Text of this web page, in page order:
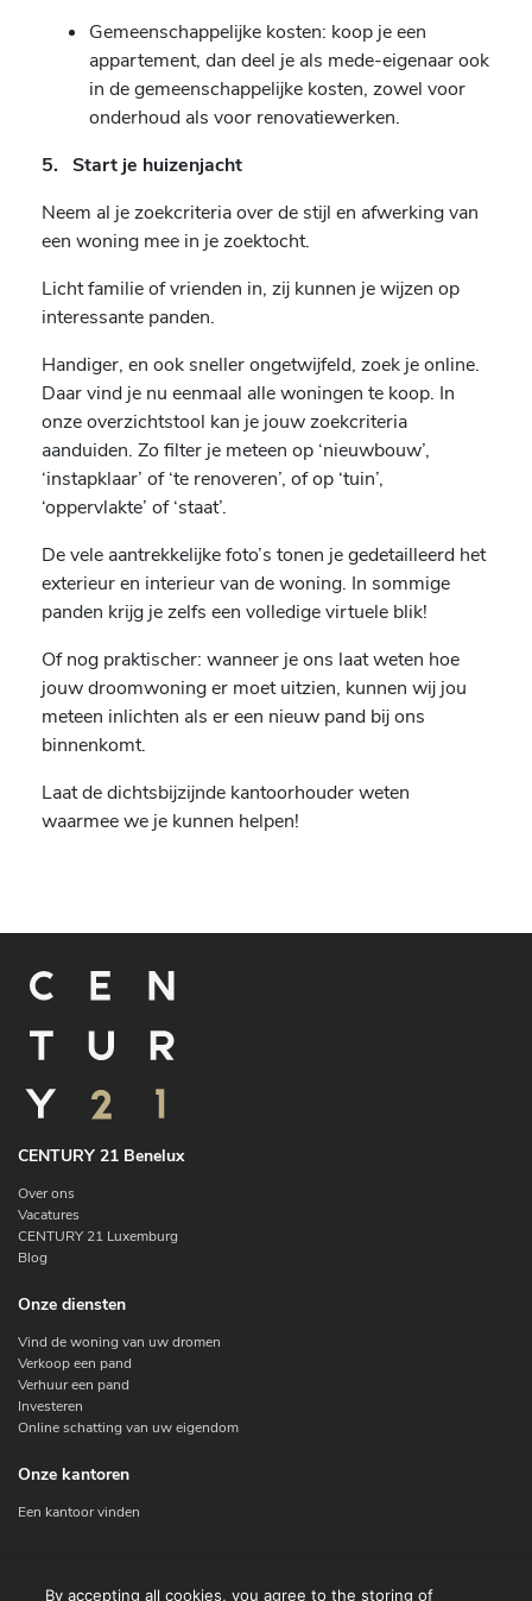
Gemeenschappelijke kosten: koop je een
appartement, dan deel je als mede-eigenaar ook
in de gemeenschappelijke kosten, zowel voor
onderhoud als voor renovatiewerken.
5. Start je huizenjacht
Neem al je zoekcriteria over de stijl en afwerking van
een woning mee in je zoektocht.
Licht familie of vrienden in, zij kunnen je wijzen op
interessante panden.
Handiger, en ook sneller ongetwijfeld, zoek je online.
Daar vind je nu eenmaal alle woningen te koop. In
onze overzichtstool kan je jouw zoekcriteria
aanduiden. Zo filter je meteen op ‘nieuwbouw’,
‘instapklaar’ of ‘te renoveren’, of op ‘tuin’,
‘oppervlakte’ of ‘staat’.
De vele aantrekkelijke foto’s tonen je gedetailleerd het
exterieur en interieur van de woning. In sommige
panden krijg je zelfs een volledige virtuele blik!
Of nog praktischer: wanneer je ons laat weten hoe
jouw droomwoning er moet uitzien, kunnen wij jou
meteen inlichten als er een nieuw pand bij ons
binnenkomt.
Laat de dichtsbijzijnde kantoorhouder weten
waarmee we je kunnen helpen!
CENTURY 21 Benelux
Over ons
Vacatures
CENTURY 21 Luxemburg
Blog
Onze diensten
Vind de woning van uw dromen
Verkoop een pand
Verhuur een pand
Investeren
Online schatting van uw eigendom
Onze kantoren
Een kantoor vinden
By accepting all cookies, you agree to the storing of